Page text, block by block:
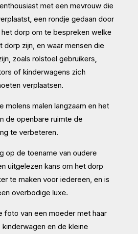
met een mevrouw die
een rondje gedaan door
dorp om te bespreken welke
dorp zijn, en waar mensen die
zoals rolstoel gebruikers,
of kinderwagens zich
verplaatsen.
molens malen langzaam en het
de openbare ruimte de
te verbeteren.
op de toename van oudere
uitgelezen kans om het dorp
te maken voor iedereen, en is
overbodige luxe.
foto van een moeder met haar
en de kleine